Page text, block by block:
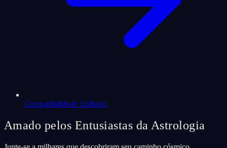
Compatibilidade Zodiacal
Amado pelos Entusiastas da Astrologia